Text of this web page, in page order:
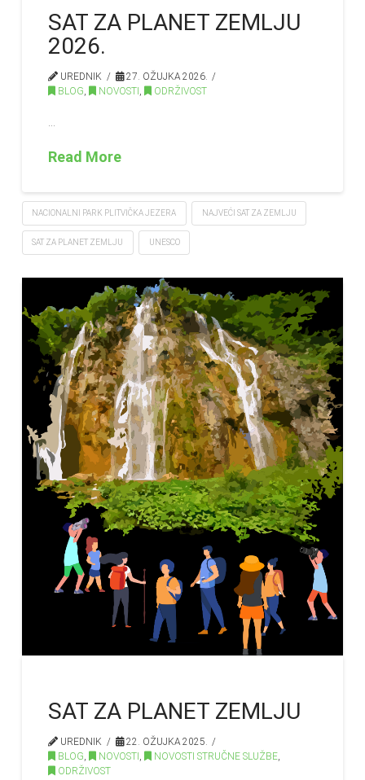
SAT ZA PLANET ZEMLJU
2026.
UREDNIK
27. OŽUJKA 2026.
BLOG, NOVOSTI , ODRŽIVOST
Read More
NACIONALNI PARK PLITVIČKA JEZERA NAJVEĆI SAT ZA ZEMLJU
SAT ZA PLANET ZEMLJU UNESCO
SAT ZA PLANET ZEMLJU
UREDNIK
22. OŽUJKA 2025.
BLOG, NOVOSTI , NOVOSTI STRUČNE SLUŽBE,
ODRŽIVOST